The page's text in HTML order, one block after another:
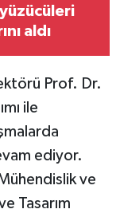
aldı
Prof. Dr.
ile
ediyor.
ve
Tasarım